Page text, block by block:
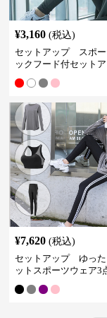
¥3,160 (税込)
セットアップ スポー
ックフード付セット
¥7,620 (税込)
セットアップ ゆった
ットスポーツウェア3